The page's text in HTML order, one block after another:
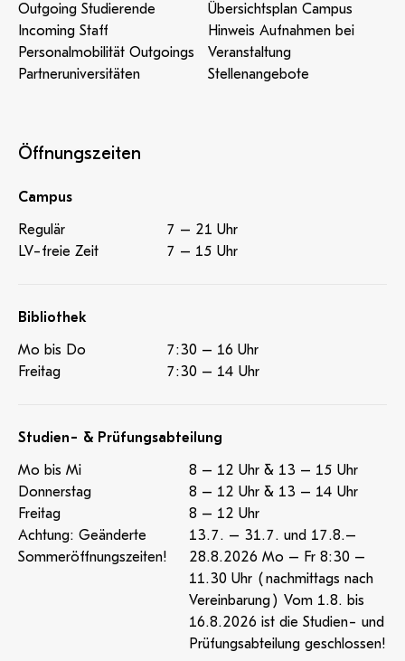
Outgoing Studierende
Incoming Staff
Personalmobilität Outgoings
Partneruniversitäten
Übersichtsplan Campus
Hinweis Aufnahmen bei
Veranstaltung
Stellenangebote
Öffnungszeiten
Campus
Regulär
7 – 21 Uhr
LV-freie Zeit
7 – 15 Uhr
Bibliothek
Mo bis Do
7:30 – 16 Uhr
Freitag
7:30 – 14 Uhr
Studien- & Prüfungsabteilung
Mo bis Mi
8 – 12 Uhr & 13 – 15 Uhr
Donnerstag
8 – 12 Uhr & 13 – 14 Uhr
Freitag
8 – 12 Uhr
Achtung: Geänderte
Sommeröffnungszeiten!
13.7. – 31.7. und 17.8.–
28.8.2026 Mo – Fr 8:30 –
11.30 Uhr (nachmittags nach
Vereinbarung) Vom 1.8. bis
16.8.2026 ist die Studien- und
Prüfungsabteilung geschlossen!